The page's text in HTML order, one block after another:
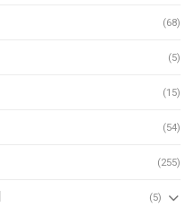
(68)
(5)
(15)
(54)
(255)
(5)